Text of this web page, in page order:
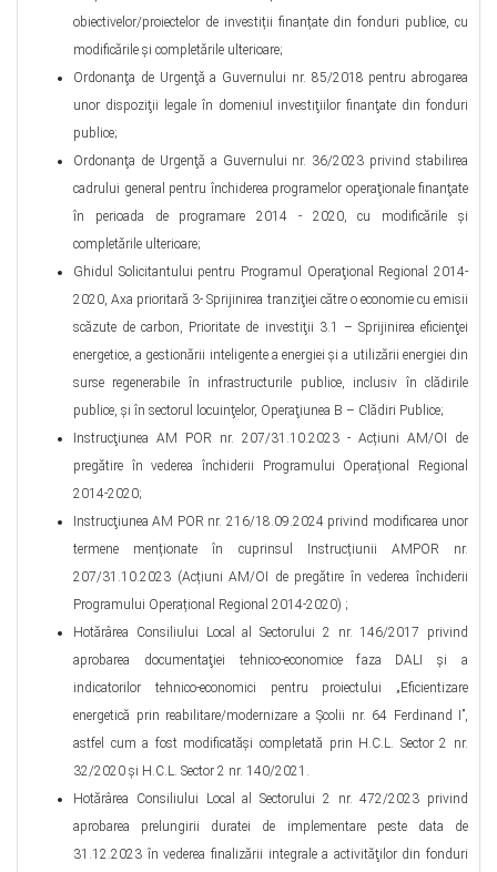
obiectivelor/proiectelor de investiții finanțate din fonduri publice, cu
modificările și completările ulterioare;
Ordonanţa de Urgenţă a Guvernului nr. 85/2018 pentru abrogarea
unor dispoziţii legale în domeniul investiţiilor finanţate din fonduri
publice;
Ordonanţa de Urgenţă a Guvernului nr. 36/2023 privind stabilirea
cadrului general pentru închiderea programelor operaţionale finanţate
în perioada de programare 2014 - 2020, cu modificările și
completările ulterioare;
Ghidul Solicitantului pentru Programul Operaţional Regional 2014-
2020, Axa prioritară 3- Sprijinirea tranziţiei către o economie cu emisii
scăzute de carbon, Prioritate de investiţii 3.1 – Sprijinirea eficienţei
energetice, a gestionării inteligente a energiei şi a utilizării energiei din
surse regenerabile în infrastructurile publice, inclusiv în clădirile
publice, şi în sectorul locuinţelor, Operaţiunea B – Clădiri Publice;
Instrucţiunea AM POR nr. 207/31.10.2023 - Acțiuni AM/OI de
pregătire în vederea închiderii Programului Operațional Regional
2014-2020;
Instrucţiunea AM POR nr. 216/18.09.2024 privind modificarea unor
termene menționate în cuprinsul Instrucțiunii AMPOR nr.
207/31.10.2023 (Acțiuni AM/OI de pregătire în vederea închiderii
Programului Operațional Regional 2014-2020) ;
Hotărârea Consiliului Local al Sectorului 2 nr. 146/2017 privind
aprobarea documentaţiei tehnico-economice faza DALI şi a
indicatorilor tehnico-economici pentru proiectului „Eficientizare
energetică prin reabilitare/modernizare a Şcolii nr. 64 Ferdinand I”,
astfel cum a fost modificatăşi completată prin H.C.L. Sector 2 nr.
32/2020 şi H.C.L. Sector 2 nr. 140/2021.
Hotărârea Consiliului Local al Sectorului 2 nr. 472/2023 privind
aprobarea prelungirii duratei de implementare peste data de
31.12.2023 în vederea finalizării integrale a activităţilor din fonduri